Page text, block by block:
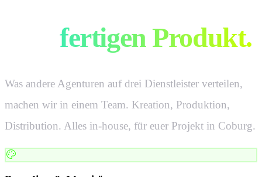
zumfertigen Produkt.
Was andere Agenturen auf drei Dienstleister verteilen,
machen wir in einem Team. Kreation, Produktion,
Distribution. Alles in-house, für euer Projekt in Coburg.